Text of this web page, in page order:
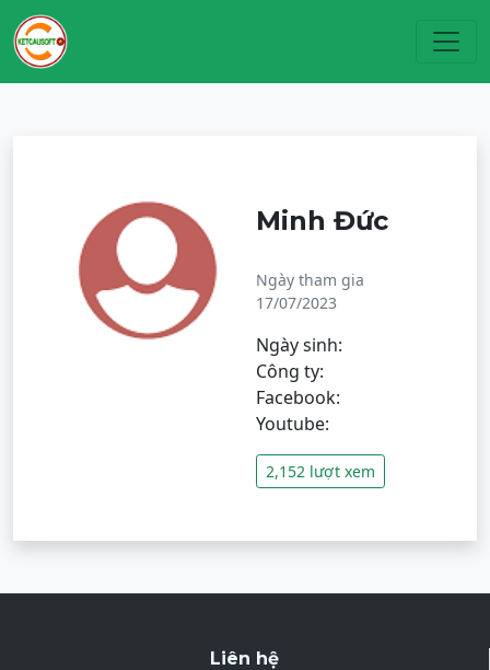
Minh Đức
Ngày tham gia
17/07/2023
Ngày sinh:
Công ty:
Facebook:
Youtube:
2,152 lượt xem
Liên hệ